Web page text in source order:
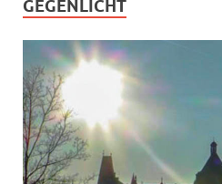
GEGENLICHT